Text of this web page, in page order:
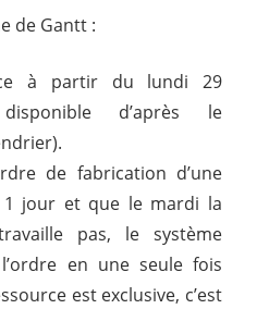
de Gantt :
à partir du lundi 29
d’après le
de fabrication d’une
jour et que le mardi la
pas, le système
en une seule fois
est exclusive, c’est